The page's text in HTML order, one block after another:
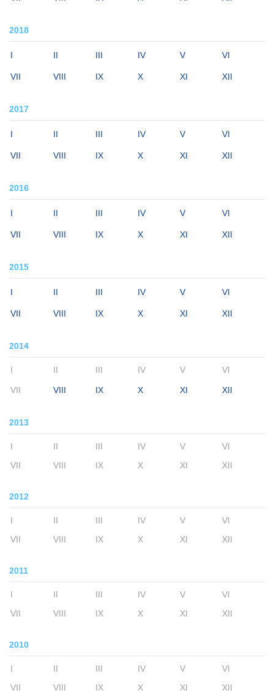
2018
I II III IV V VI
VII VIII IX X XI XII
2017
I II III IV V VI
VII VIII IX X XI XII
2016
I II III IV V VI
VII VIII IX X XI XII
2015
I II III IV V VI
VII VIII IX X XI XII
2014
I II III IV V VI
VII VIII IX X XI XII
2013
I II III IV V
VI
VII
VIII IX X XI XII
2012
I II III IV V
VI
VII
VIII IX X XI XII
2011
I II III IV V
VI
VII
VIII IX X XI XII
2010
I II III IV V
VI
VII
VIII IX X XI XII